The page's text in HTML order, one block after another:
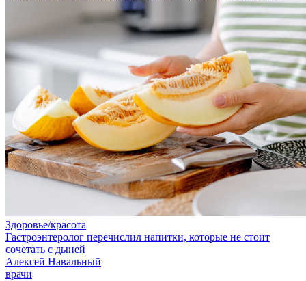
Здоровье/красота
Гастроэнтеролог перечислил напитки, которые не стоит
сочетать с дыней
Алексей Навальный
врачи